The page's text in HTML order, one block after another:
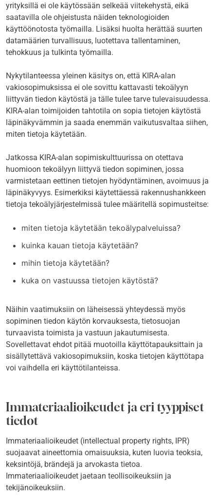
yrityksillä ei ole käytössään selkeää viitekehystä, eikä
saatavilla ole ohjeistusta näiden teknologioiden
käyttöönotosta työmailla. Lisäksi huolta herättää suurten
datamäärien turvallisuus, luotettava tallentaminen,
tehokkuus ja tulkinta työmailla.
Nykytilanteessa yleinen käsitys on, että KIRA-alan
vakiosopimuksissa ei ole sovittu kattavasti tekoälyyn
liittyvän tiedon käytöstä ja tälle tulee tarve tulevaisuudessa.
KIRA-alan toimijoiden tahtotila on sopia tietojen käytöstä
läpinäkyvämmin ja saada enemmän vaikutusvaltaa siihen,
miten tietoja käytetään.
Jatkossa KIRA-alan sopimiskulttuurissa on otettava
huomioon tekoälyyn liittyvä tiedon sopiminen, jossa
varmistetaan eettinen tietojen hyödyntäminen, avoimuus ja
läpinäkyvyys. Esimerkiksi käytettäessä rakennushankkeen
tietoja tekoälyjärjestelmissä tulee määritellä sopimusteitse:
miten tietoja käytetään tekoälypalveluissa?
kuinka kauan tietoja käytetään?
mihin tietoja käytetään?
kuka on vastuussa tietojen käytöstä?
Näihin vaatimuksiin on läheisessä yhteydessä myös
sopiminen tiedon käytön korvauksesta, tietosuojan
turvaavista toimista ja vastuun jakautumisesta.
Sovellettavat ehdot pitää muotoilla käyttötapauksittain ja
sisällytettävä vakiosopimuksiin, koska tietojen käyttötapa
voi vaihdella eri käyttötilanteissa.
Immateriaalioikeudet ja eri tyyppiset
tiedot
Immateriaalioikeudet (intellectual property rights, IPR)
suojaavat aineettomia omaisuuksia, kuten luovia teoksia,
keksintöjä, brändejä ja arvokasta tietoa.
Immateriaalioikeudet jaetaan teollisoikeuksiin ja
tekijänoikeuksiin.